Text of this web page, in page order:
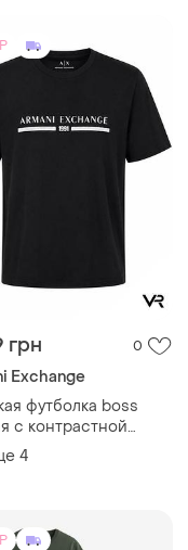
грн 0
Exchange
футболка boss
с контрастной
и логотипом,
casual, короткий
4